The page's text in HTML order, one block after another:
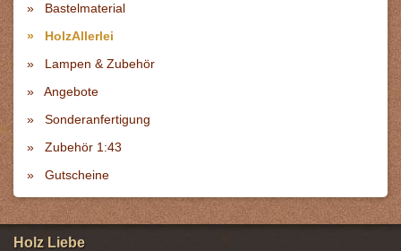
Bastelmaterial
HolzAllerlei
Lampen & Zubehör
Angebote
Sonderanfertigung
Zubehör 1:43
Gutscheine
Holz Liebe